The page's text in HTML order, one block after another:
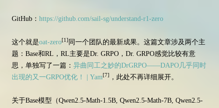
GitHub： https://github.com/sail-sg/understand-r1-zero
这个就是oat-zero[1] 同一个团队的最新成果。这篇文章涉及两个主
题：Base和RL，RL主要是Dr. GRPO，Dr. GRPO感觉比较有意
思，单独写了一篇： 异曲同工之妙的DrGRPO——DAPO几乎同时
出现的又一GRPO优化！ | Yam[7] ，此处不再详细展开。
关于Base模型（Qwen2.5-Math-1.5B, Qwen2.5-Math-7B, Qwen2.5-